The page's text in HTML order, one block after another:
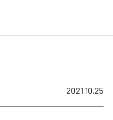
2021.10.25